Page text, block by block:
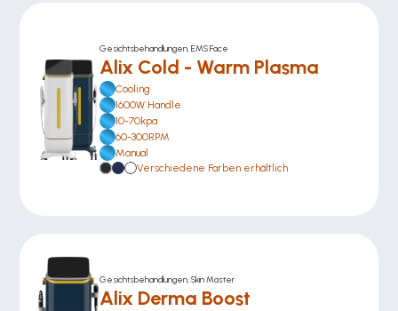
Gesichtsbehandlungen, EMS Face
Alix Cold - Warm Plasma
Cooling
1600W Handle
10-70kpa
60-300RPM
Manual
Verschiedene Farben erhältlich
Gesichtsbehandlungen, Skin Master
Alix Derma Boost